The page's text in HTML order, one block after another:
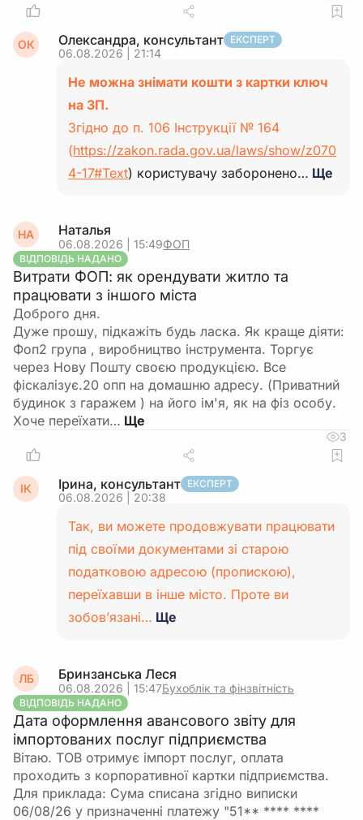
ОК Олександра, консультант ЕКСПЕРТ
06.08.2026 | 21:14
Не можна знімати кошти з картки ключ
на ЗП.
Згідно до п. 106 Інструкції № 164
(https://zakon.rada.gov.ua/laws/show/z070
4-17#Text) користувачу заборонено… Ще
НА Наталья
06.08.2026 | 15:49ФОП
ВІДПОВІДЬ НАДАНО
Витрати ФОП: як орендувати житло та
працювати з іншого міста
Доброго дня.
Дуже прошу, підкажіть будь ласка. Як краще діяти:
Фоп2 група , виробництво інструмента. Торгує
через Нову Пошту своєю продукцією. Все
фіскалізує.20 опп на домашню адресу. (Приватний
будинок з гаражем ) на його ім'я, як на фіз особу.
Хоче переїхати…
3
ІК Ірина, консультант ЕКСПЕРТ
06.08.2026 | 20:38
Так, ви можете продовжувати працювати
під своїми документами зі старою
податковою адресою (пропискою),
переїхавши в інше місто. Проте ви
зобов’язані… Ще
ЛБ Бринзанська Леся
06.08.2026 | 15:47Бухоблік та фінзвітність
ВІДПОВІДЬ НАДАНО
Дата оформлення авансового звіту для
імпортованих послуг підприємства
Вітаю. ТОВ отримує імпорт послуг, оплата
проходить з корпоративної картки підприємства.
Для приклада: Сума списана згідно виписки
06/08/26 у призначенні платежу "51** **** ****